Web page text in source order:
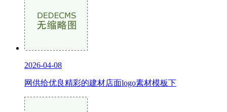
2026-04-08
网供给优良精彩的建材店面logo素材模板下